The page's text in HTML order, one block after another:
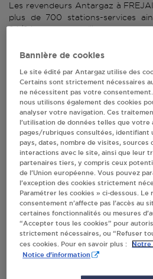
Les revendeurs Antargaz à
plus de 700 stations-services
24/24h de bouteilles de gaz.
de téléphone de votre stations
2
à
Villes
MELO MARKET
2 ROUTE D ALBI
81990
FREJAIROLLES
S'Y
Bannière de cookies
Le site édité par Antargaz utilise des
Certains sont strictement nécessaires
ne nécessitent pas votre
nous utilisons également des cookies
analyser votre navigation. Ces
l’utilisation de données telles que votre
pages/rubriques consultées, identifiant
pays, dates, nombre de visites, sources
interactions avec le site, ainsi que leur
partenaires tiers, y compris ceux
de l’Union européenne. Vous pouvez
l’exception des cookies strictement
Paramétrer les cookies » ci-dessous.
consentement n’affecte pas l’accès au
certaines fonctionnalités ou mesures
“Accepter tous les cookies” pour
strictement nécessaires, ou “Refuser
ces cookies. Pour en savoir plus :
Notre
Notice d'information